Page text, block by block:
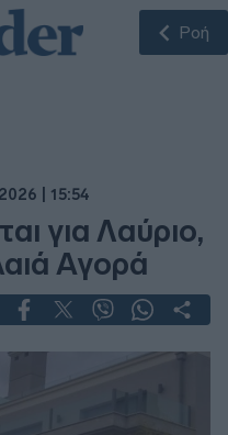
Ροή
| 15:54
για Λαύριο,
Αγορά